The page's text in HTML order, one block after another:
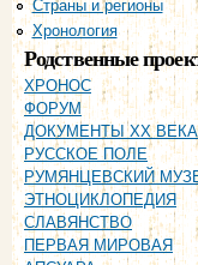
Страны и регионы
Хронология
Родственные
ХРОНОС
ФОРУМ
ДОКУМЕНТЫ XX ВЕКА
РУССКОЕ ПОЛЕ
РУМЯНЦЕВСКИЙ
ЭТНОЦИКЛОПЕДИЯ
СЛАВЯНСТВО
ПЕРВАЯ МИРОВАЯ